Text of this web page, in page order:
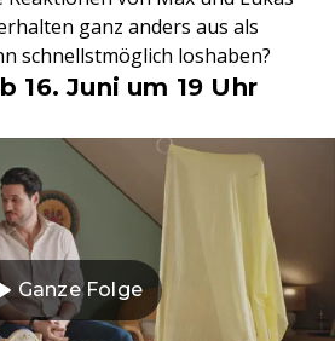
ganz anders aus als
schnellstmöglich loshaben?
16. Juni um 19 Uhr
Ganze Folge